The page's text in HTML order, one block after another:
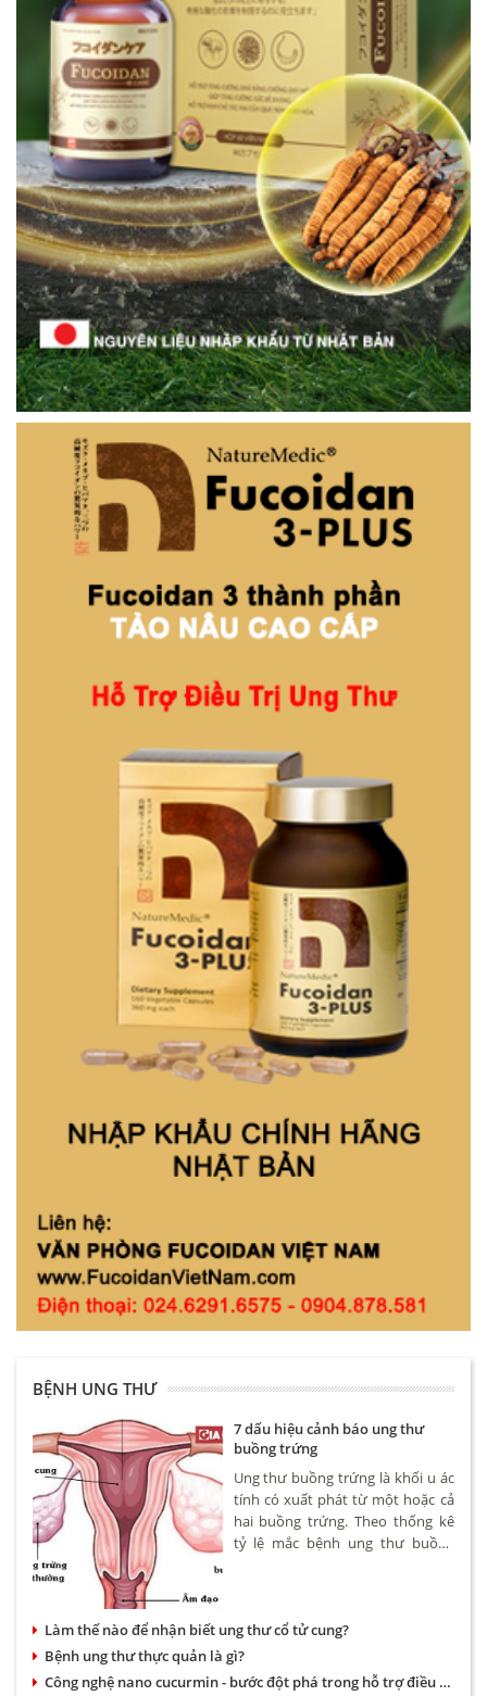
BỆNH UNG THƯ
7 dấu hiệu cảnh báo ung thư
buồng trứng
Ung thư buồng trứng là khối u ác
tính có xuất phát từ một hoặc cả
hai buồng trứng. Theo thống kê
tỷ lệ mắc bệnh ung thư buồng
phụ nữ trên 50.
Làm thế nào để nhận biết ung thư cổ tử cung?
Bệnh ung thư thực quản là gì?
Công nghệ nano cucurmin - bước đột phá trong hỗ trợ điều trị bệnh dạ dày và ung thư